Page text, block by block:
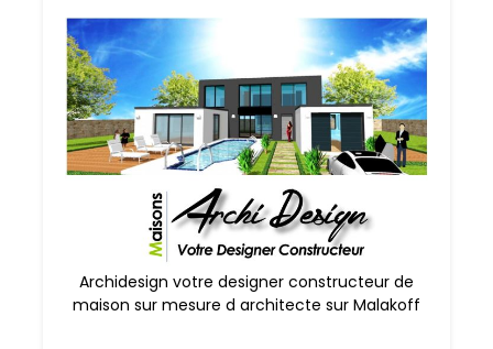
Archidesign votre designer constructeur de
maison sur mesure d architecte sur Malakoff